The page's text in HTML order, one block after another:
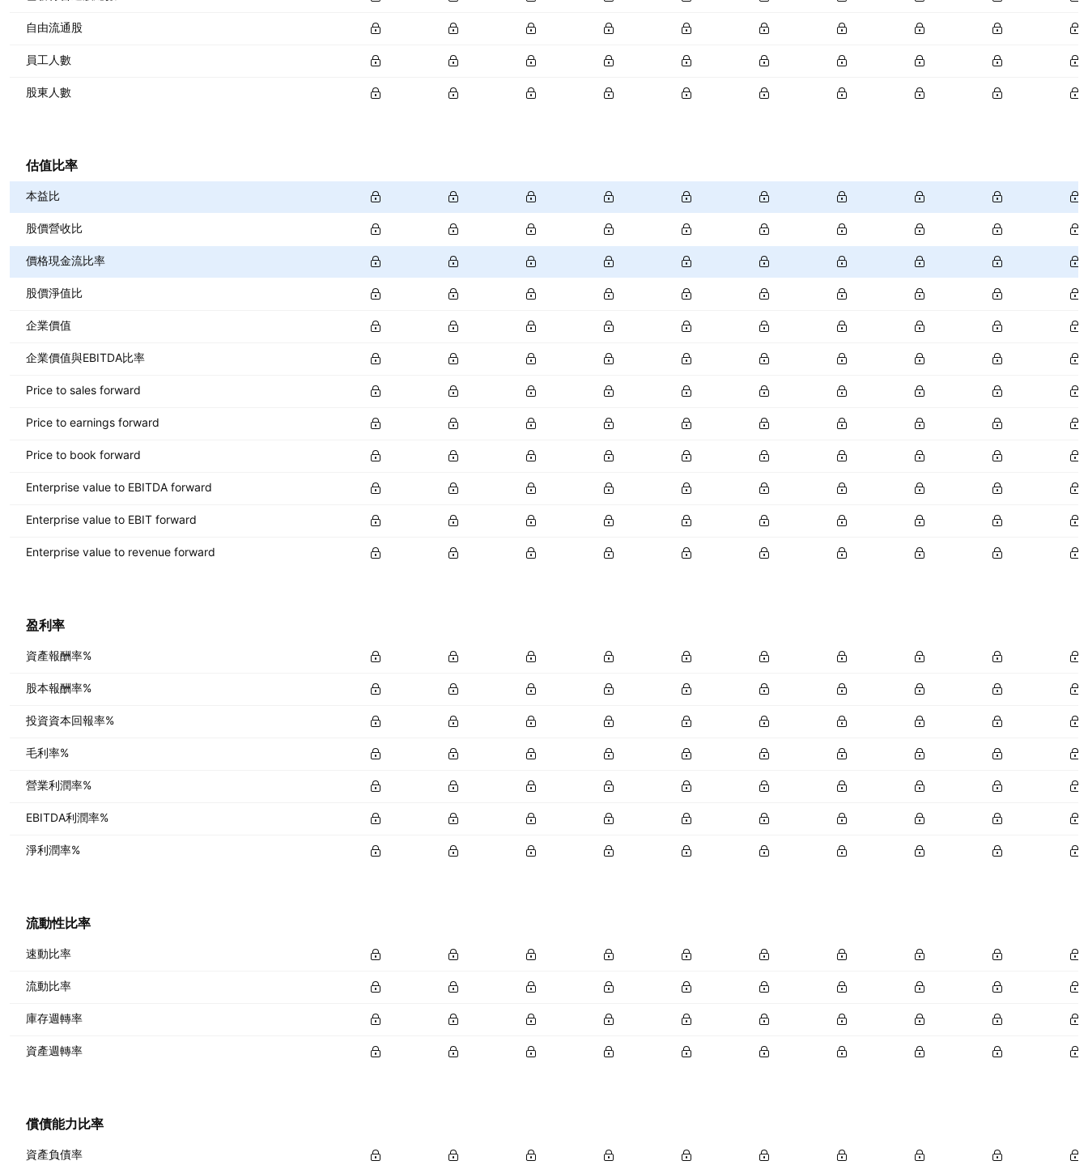
自由流通股
員工人數
股東人數
估值比率
本益比
股價營收比
價格現金流比率
股價淨值比
企業價值
企業價值與EBITDA比率
Price to sales forward
Price to earnings forward
Price to book forward
Enterprise value to EBITDA forward
Enterprise value to EBIT forward
Enterprise value to revenue forward
盈利率
資產報酬率%
股本報酬率%
投資資本回報率%
毛利率%
營業利潤率%
EBITDA利潤率%
淨利潤率%
流動性比率
速動比率
流動比率
庫存週轉率
資產週轉率
償債能力比率
資產負債率